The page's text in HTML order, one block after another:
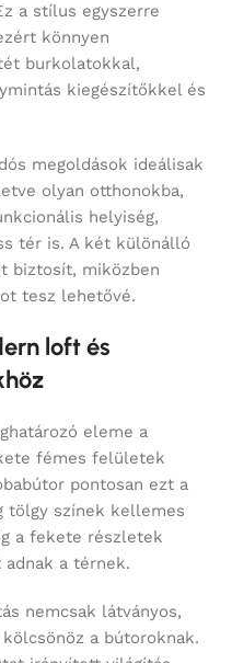
a stílus egyszerre
könnyen
burkolatokkal,
kiegészítőkkel és
megoldások ideálisak
olyan otthonokba,
helyiség,
tér is. A két különálló
biztosít, miközben
tesz lehetővé.
loft és
eleme a
fémes felületek
pontosan ezt a
tölgy színek kellemes
a fekete részletek
a térnek.
nemcsak látványos,
a bútoroknak.